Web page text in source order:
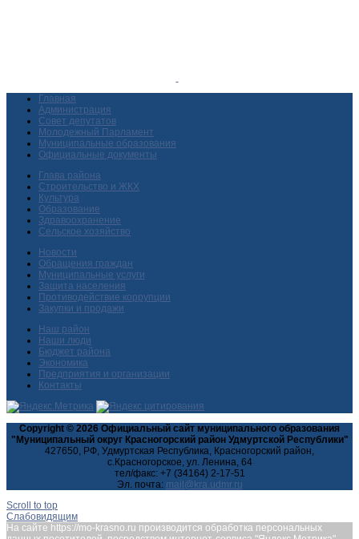
Главная
Администрация
Совет депутатов
Молодежный Парламент
Муниципальные образования
Официальные документы
Глава района
Строительство и ЖКХ
Культура
Образование
Здравоохранение
Сельское хозяйство
Новости
Обращения граждан
Муниципальные услуги
Защита населения
Противодействие коррупции
Закупки и продажи
Наш район
Наши люди
Бюджет района
Экономика
Предприятия и организации
Контакты
Copyright © 2026 Официальный сайт муниципального образования
"Муниципальный округ Красногорский район Удмуртской Республики"
427650, РФ, Удмуртская Республика, Красногорский район,
с.Красногорское, ул. Ленина, 64
тел/факс: +7 (34164) 2-17-51
Эл. почта:
Scroll to top
Слабовидящим
На сайте https://mo-krasno.ru производится обработка персональных